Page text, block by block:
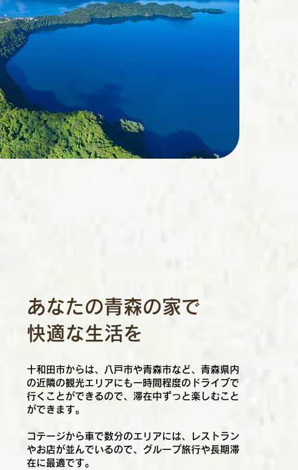
あなたの青森の家で
快適な生活を
十和田市からは、八戸市や青森市など、青森県内
の近隣の観光エリアにも一時間程度のドライブで
行くことができるので、滞在中ずっと楽しむこと
ができます。
コテージから車で数分のエリアには、レストラン
やお店が並んでいるので、グループ旅行や長期滞
在に最適です。